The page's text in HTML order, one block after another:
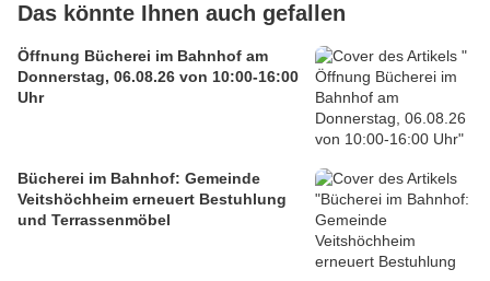
Das könnte Ihnen auch gefallen
Öffnung Bücherei im Bahnhof am
Donnerstag, 06.08.26 von 10:00-16:00
Uhr
Bücherei im Bahnhof: Gemeinde
Veitshöchheim erneuert Bestuhlung
und Terrassenmöbel